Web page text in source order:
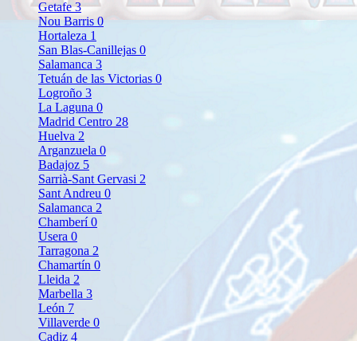
Getafe3
Nou Barris0
Hortaleza 1
San Blas-Canillejas 0
Salamanca 3
Tetuán de las Victorias 0
Logroño 3
La Laguna 0
Madrid Centro 28
Huelva 2
Arganzuela 0
Badajoz 5
Sarrià-Sant Gervasi 2
Sant Andreu 0
Salamanca 2
Chamberí0
Usera 0
Tarragona 2
Chamartín 0
Lleida 2
Marbella 3
León 7
Villaverde 0
Cadiz 4